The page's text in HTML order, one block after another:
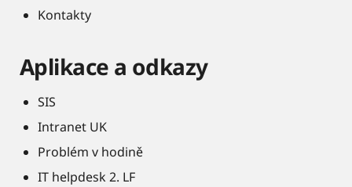
Kontakty
Aplikace a odkazy
SIS
Intranet UK
Problém v hodině
IT helpdesk 2. LF